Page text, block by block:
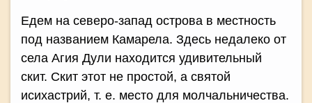
Едем на северо-запад острова в местность
под названием Камарела. Здесь недалеко от
села Агия Дули находится удивительный
скит. Скит этот не простой, а святой
исихастрий, т. е. место для молчальничества.